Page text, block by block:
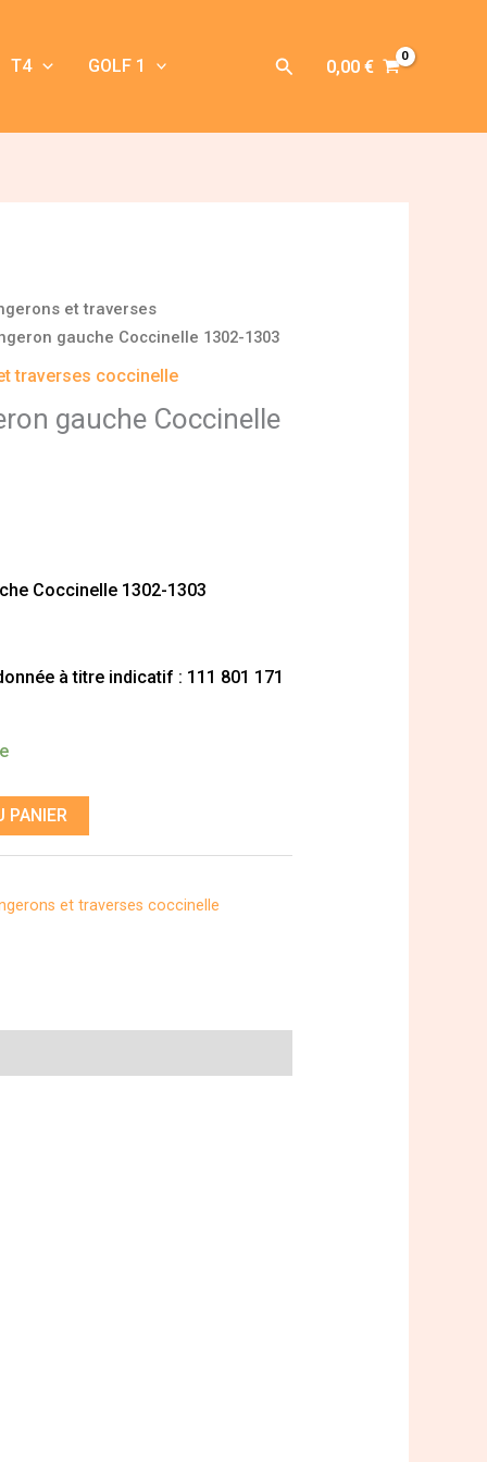
T4 GOLF 1 Rechercher
0,00 €
et traverses
gauche Coccinelle 1302-1303
traverses coccinelle
gauche Coccinelle
Coccinelle 1302-1303
à titre indicatif : 111 801 171
PANIER
et traverses coccinelle